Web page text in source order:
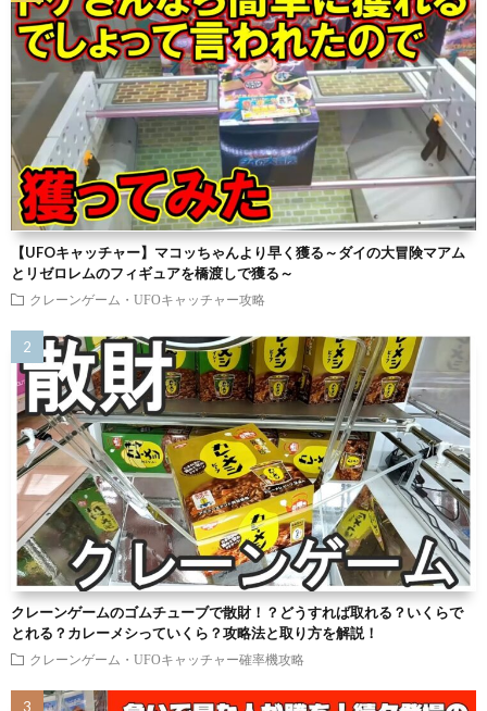
【UFOキャッチャー】マコッちゃんより早く獲る～ダイの大冒険マアム
とリゼロレムのフィギュアを橋渡しで獲る～
クレーンゲーム・UFOキャッチャー攻略
クレーンゲームのゴムチューブで散財！？どうすれば取れる？いくらで
とれる？カレーメシっていくら？攻略法と取り方を解説！
クレーンゲーム・UFOキャッチャー確率機攻略